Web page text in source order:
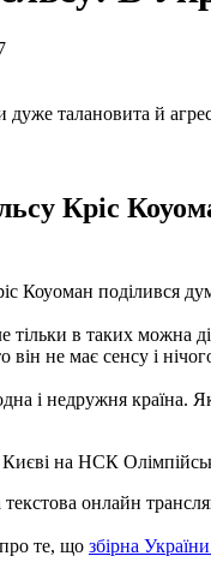
Кріс
Коуоман поділився
тільки в таких
він не має сенсу і
і недружня країна.
Києві на НСК
онлайн
те, що збірна